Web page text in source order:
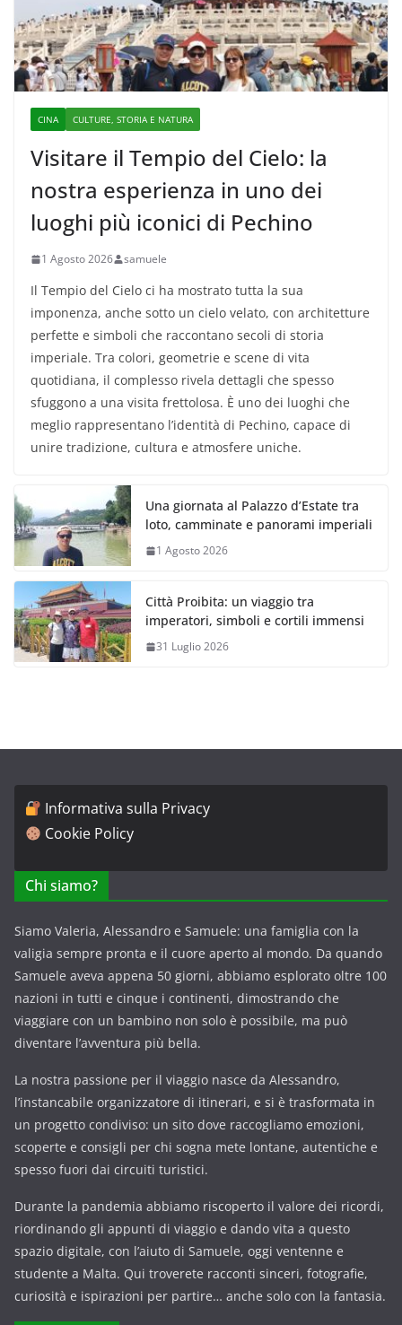
CINA CULTURE, STORIA E NATURA
Visitare il Tempio del Cielo: la
nostra esperienza in uno dei
luoghi più iconici di Pechino
1 Agosto 2026 samuele
Il Tempio del Cielo ci ha mostrato tutta la sua
imponenza, anche sotto un cielo velato, con architetture
perfette e simboli che raccontano secoli di storia
imperiale. Tra colori, geometrie e scene di vita
quotidiana, il complesso rivela dettagli che spesso
sfuggono a una visita frettolosa. È uno dei luoghi che
meglio rappresentano l’identità di Pechino, capace di
unire tradizione, cultura e atmosfere uniche.
Una giornata al Palazzo d’Estate tra
loto, camminate e panorami imperiali
1 Agosto 2026
Città Proibita: un viaggio tra
imperatori, simboli e cortili immensi
31 Luglio 2026
Informativa sulla Privacy
Cookie Policy
Chi siamo?
Siamo Valeria, Alessandro e Samuele: una famiglia con la
valigia sempre pronta e il cuore aperto al mondo. Da quando
Samuele aveva appena 50 giorni, abbiamo esplorato oltre 100
nazioni in tutti e cinque i continenti, dimostrando che
viaggiare con un bambino non solo è possibile, ma può
diventare l’avventura più bella.
La nostra passione per il viaggio nasce da Alessandro,
l’instancabile organizzatore di itinerari, e si è trasformata in
un progetto condiviso: un sito dove raccogliamo emozioni,
scoperte e consigli per chi sogna mete lontane, autentiche e
spesso fuori dai circuiti turistici.
Durante la pandemia abbiamo riscoperto il valore dei ricordi,
riordinando gli appunti di viaggio e dando vita a questo
spazio digitale, con l’aiuto di Samuele, oggi ventenne e
studente a Malta. Qui troverete racconti sinceri, fotografie,
curiosità e ispirazioni per partire… anche solo con la fantasia.